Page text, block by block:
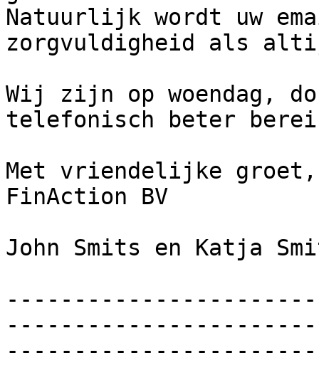
Natuurlijk wordt uw
zorgvuldigheid als
Wij zijn op woendag,
telefonisch beter
Met vriendelijke
FinAction BV
John Smits en Katja